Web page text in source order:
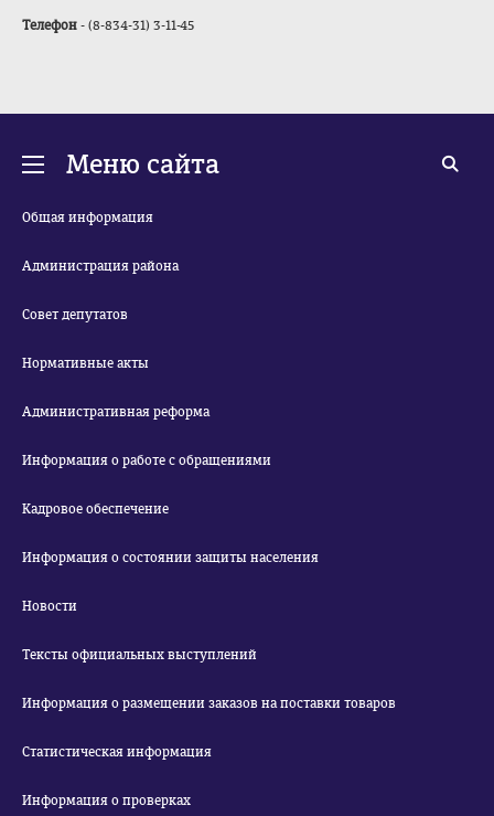
Телефон - (8-834-31) 3-11-45
Меню сайта
Общая информация
Администрация района
Совет депутатов
Нормативные акты
Административная реформа
Информация о работе с обращениями
Кадровое обеспечение
Информация о состоянии защиты населения
Новости
Тексты официальных выступлений
Информация о размещении заказов на поставки товаров
Статистическая информация
Информация о проверках